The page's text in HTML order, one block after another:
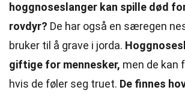
hoggnoseslanger kan spille død
rovdyr? De har også en særegen
bruker til å grave i jorda.
giftige for mennesker, men de kan
hvis de føler seg truet. De finnes